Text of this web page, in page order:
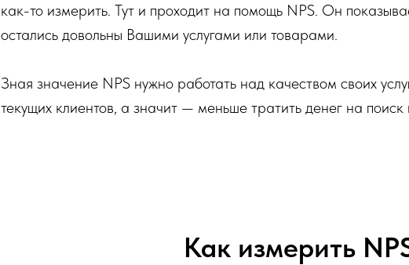
как-то измерить. Тут и проходит на помощь NPS. Он
остались довольны Вашими услугами или товарами.
Зная значение NPS нужно работать над качеством своих
текущих клиентов, а значит — меньше тратить денег на поиск
Как измерить